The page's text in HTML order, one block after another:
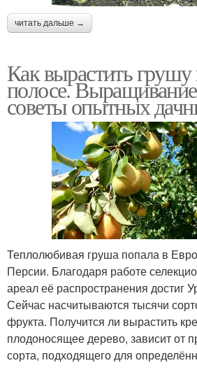
читать дальше →
Как вырастить грушу
полосе.
советы опытных
Теплолюбивая груша попала в
Персии. Благодаря работе
ареал её распространения достиг
Сейчас насчитываются тысячи
фрукта. Получится ли вырастить
плодоносящее дерево, зависит от
сорта, подходящего для